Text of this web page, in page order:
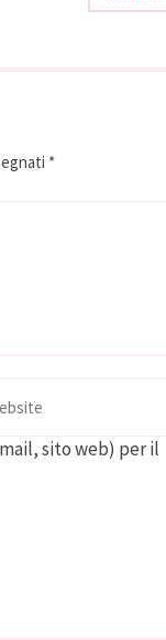
*
sito web) per il